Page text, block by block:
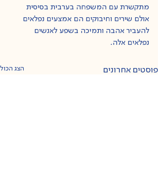
מתקשרת עם המשפחה בערבית בסיסית
אולם שירים וחיבוקים הם אמצעים נפלאים
להעביר אהבה ותמיכה בשפע לאנשים
נפלאים אלה.
פוסטים אחרונים הצג הכול